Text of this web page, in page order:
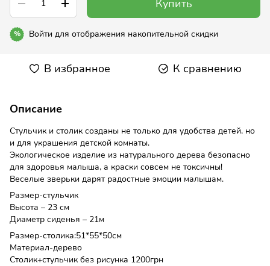
Купить
% Войти для отображения накопительной скидки
В избранное К сравнению
Описание
Стульчик и столик созданы не только для удобства детей, но
и для украшения детской комнаты.
Экологическое изделие из натурального дерева безопасно
для здоровья малыша, а краски совсем не токсичны!
Веселые зверьки дарят радостные эмоции малышам.
Размер-стульчик
Высота – 23 см
Диаметр сиденья – 21м
Размер-столика:51*55*50см
Материал-дерево
Столик+стульчик без рисунка 1200грн